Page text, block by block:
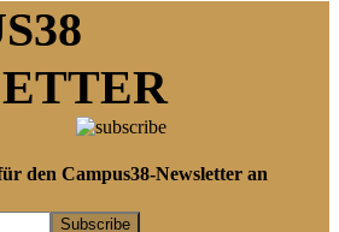
den Campus38-Newsletter an
Subscribe